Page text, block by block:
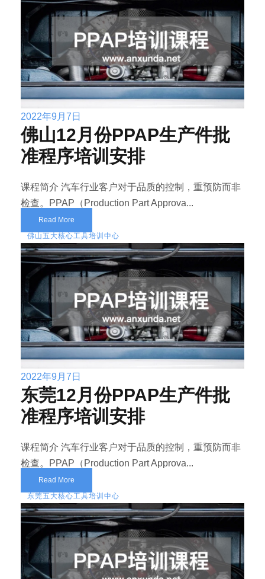
2022年9月7日
佛山12月份PPAP生产件批
准程序培训安排
课程简介 汽车行业客户对于品质的控制，重预防而非
检查。PPAP（Production Part Approva...
Read More
佛山五大核心工具培训中心
2022年9月7日
东莞12月份PPAP生产件批
准程序培训安排
课程简介 汽车行业客户对于品质的控制，重预防而非
检查。PPAP（Production Part Approva...
Read More
东莞五大核心工具培训中心